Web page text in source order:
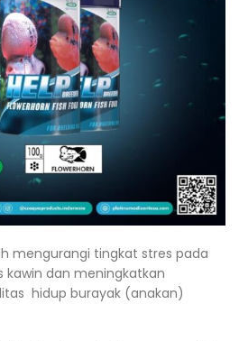
mengurangi tingkat stres pada
kawin dan meningkatkan
hidup burayak (anakan)